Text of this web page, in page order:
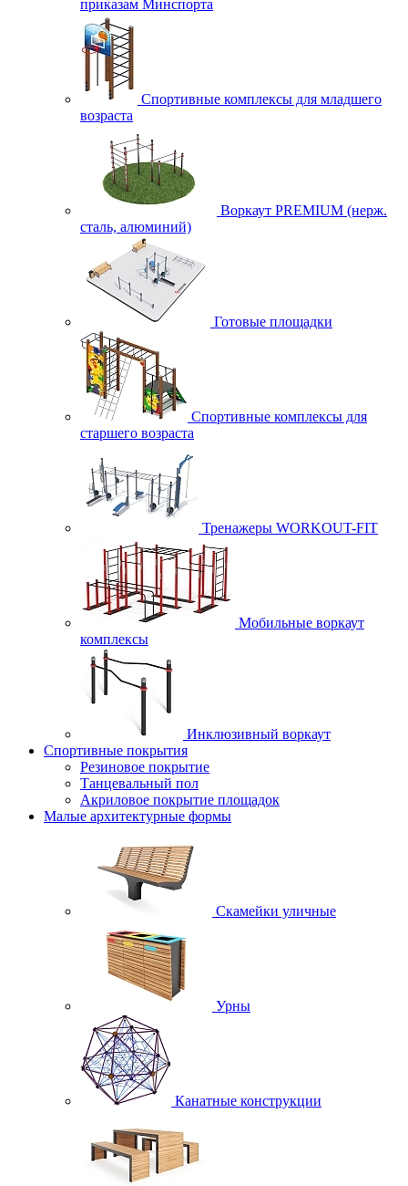
приказам Минспорта
Спортивные комплексы для младшего
возраста
Воркаут PREMIUM (нерж.
сталь, алюминий)
Готовые площадки
Спортивные комплексы для
старшего возраста
Тренажеры WORKOUT-FIT
Мобильные воркаут
комплексы
Инклюзивный воркаут
Спортивные покрытия
Резиновое покрытие
Танцевальный пол
Акриловое покрытие площадок
Малые архитектурные формы
Скамейки уличные
Урны
Канатные конструкции